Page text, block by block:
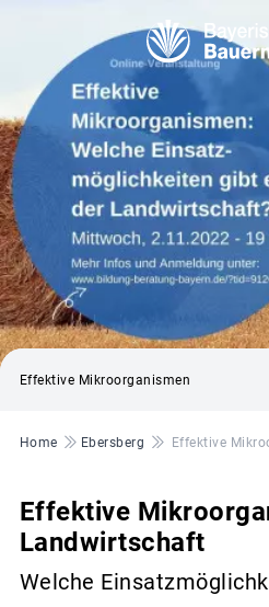
Effektive Mikroorganismen
Pfadnavigation
Home Ebersberg Effektive
Effektive
Landwirtschaft
Welche